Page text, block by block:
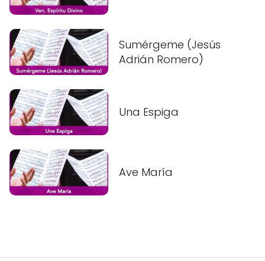
Sumérgeme (Jesús
Adrián Romero)
Una Espiga
Ave María